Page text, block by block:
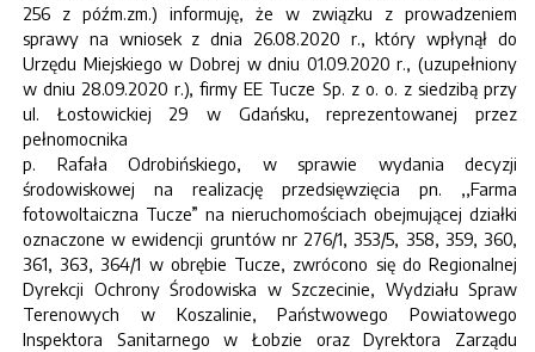
256 z późm.zm.) informuję, że w związku z prowadzeniem
sprawy na wniosek z dnia 26.08.2020 r., który wpłynął do
Urzędu Miejskiego w Dobrej w dniu 01.09.2020 r., (uzupełniony
w dniu 28.09.2020 r.), firmy EE Tucze Sp. z o. o. z siedzibą przy
ul. Łostowickiej 29 w Gdańsku, reprezentowanej przez
pełnomocnika
p. Rafała Odrobińskiego, w sprawie wydania decyzji
środowiskowej na realizację przedsięwzięcia pn. ,,Farma
fotowoltaiczna Tucze” na nieruchomościach obejmującej działki
oznaczone w ewidencji gruntów nr 276/1, 353/5, 358, 359, 360,
361, 363, 364/1 w obrębie Tucze, zwrócono się do Regionalnej
Dyrekcji Ochrony Środowiska w Szczecinie, Wydziału Spraw
Terenowych w Koszalinie, Państwowego Powiatowego
Inspektora Sanitarnego w Łobzie oraz Dyrektora Zarządu